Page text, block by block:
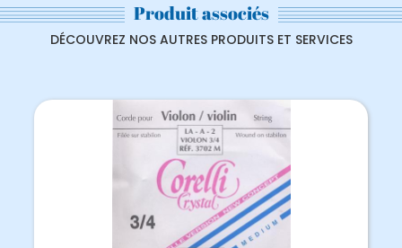
Produit associés
DÉCOUVREZ NOS AUTRES PRODUITS ET SERVICES